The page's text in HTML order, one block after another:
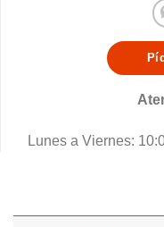
Lunes a Viernes: